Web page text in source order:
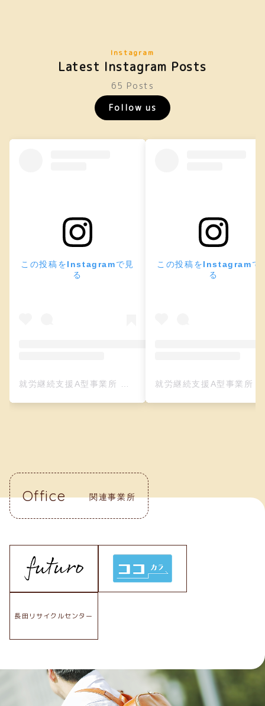
Instagram
Latest Instagram Posts
65 Posts
Follow us
この投稿をInstagramで見
る
この投稿をInstagramで
る
Office 関連事業所
長田リサイクルセンター